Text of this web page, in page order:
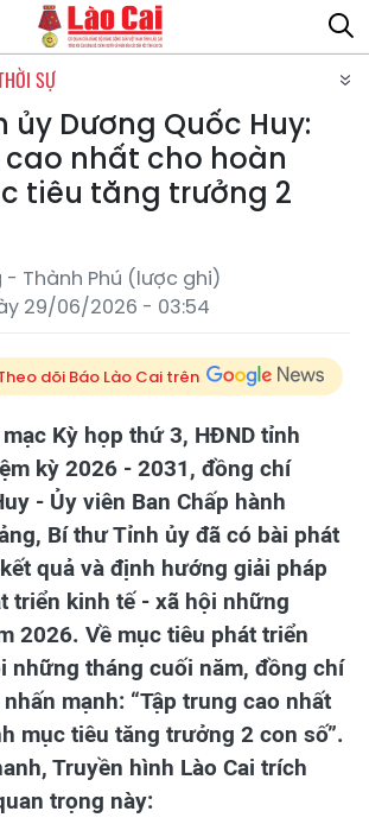
SỰ
ủy Dương Quốc Huy:
nhất cho hoàn
tiêu tăng trưởng 2
Thành Phú (lược ghi)
29/06/2026 - 03:54
dõi Báo Lào Cai trên
Kỳ họp thứ 3, HĐND tỉnh
kỳ 2026 - 2031, đồng chí
- Ủy viên Ban Chấp hành
Bí thư Tỉnh ủy đã có bài phát
quả và định hướng giải pháp
triển kinh tế - xã hội những
2026. Về mục tiêu phát triển
những tháng cuối năm, đồng chí
mạnh: “Tập trung cao nhất
mục tiêu tăng trưởng 2 con số”.
Truyền hình Lào Cai trích
trọng này: